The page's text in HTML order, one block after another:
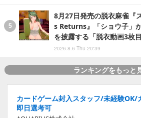
8月27日発売の脱衣麻雀『
s Returns』「ショウ子」
を披露する「脱衣動画3枚
2026.8.6 Thu 20:39
ランキングをもっと
カードゲーム封入スタッフ/未経験OK/
即日選考可